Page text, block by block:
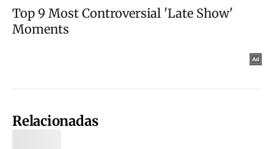
Relacionadas